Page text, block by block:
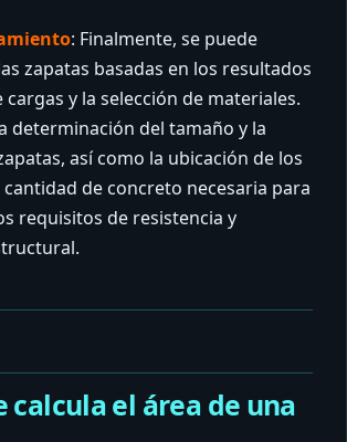
: Finalmente, se puede
zapatas basadas en los resultados
cargas y la selección de materiales.
determinación del tamaño y la
así como la ubicación de los
de concreto necesaria para
requisitos de resistencia y
calcula el área de una